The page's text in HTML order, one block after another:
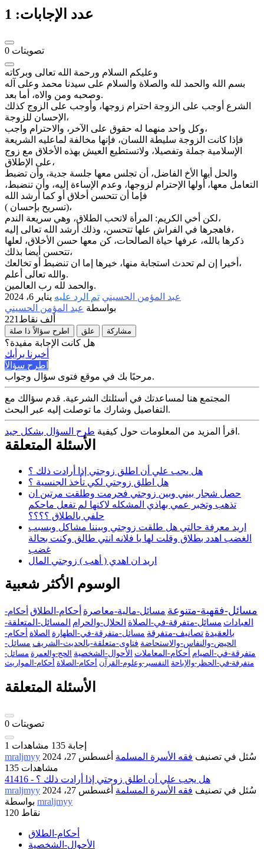
عدد الإجابات: 1
0 تصويتات
وعليكم السلام ورحمة الله تعالى وبركاته
بسم الله والحمد لله والصلاة والسلام على سيدنا محمد وعلى آله
وصحبه ومن والاه، أما بعد.
الشرع أوجب على الزوجة احترام زوجها، وأوجب على الزوج كذلك
الإحسان للزوجة،
وكل واحد منهما له حقوق على الآخر، والاحترام واجب،
فإذا كانت الزوجة سليطة اللسان، فإنها مخالفة لماعليه الشريعة
الإسلامية جملة وتفصيلا، ولاتستطيع العيش بهذه الأخلاق مع زوج
على الإطلاق،
والحل أيها الأخ الفاضل، أن تجلس معها جلسة جدية، وأن تضبط
التعامل معها، أولها الإحترام لزوجها، وعدم الإساءة إليه، وأن تنضبط،
فإما أن تتحسن أخلاق أو كما أرشد الله
( تسريح بإحسان)،
لكن أخي الكريم: المرأة لاتحب الطلاق، وهي سريعة الندم،
فاهجرها في الفراش علها تتحسن، وذلك أرشد الله تعالى إليه،
ذكرها بالله، عرفها حياة الصالحات، كن معها حسن الأخلاق، لعلها
تتحسن أيضا بذلك،
أخيرا إن لم تحدث استجابة منها، خيرها إما ان تنضبط أو تخالعك،
والله تعالى أعلم.
والحمد لله رب العالمين.
عبد المؤمن الحسيني تم الرد عليه يناير 6، 2024
بواسطة عبد المؤمن الحسيني
221ألف نقاط
اطرح سؤالاً ذا صلة علق مشاركة
هل كانت الإجابة مفيدة؟
أخبرنا برأيك
اطرح سؤالاً
مرحبًا بك في موقع فتوى سؤال وجواب.
المجتمع هنا لمساعدتك في أسئلتك الشرعية. قدم سؤالك مع
التفاصيل وشارك ما توصلت إليه عبر البحث.
اقرأ المزيد من المعلومات حول كيفية طرح السؤال بشكل جيد .
الأسئلة المتعلقة
هل يجب علي أن اطلق زوجتي إذا أرادت ذلك ؟
هل اطلق زوجتي لكي تأخذ الجنسية ؟
حصل شجار بيني وبين زوجتي فحرمت وطلقت مرتين ان
تذهب وتخبر عمي بهاذي المشكله لاكنها لم تفعل ماحكم
حلفي بالطلاق ؟؟؟؟
اريد معرفة حالتي هل طلقت زوجتي وبيننا مشاكل وبسبب
الغضب اهدد بطلاق وقلت لها يا فلانه انتي طالق وكنت بحالة
غضب
اريد ان اهدي ( أهب ) زوجتي المال
الوسوم الأكثر شعبية
مسائل-فقهية-متنوعة مسائل-مالية-معاصرة أحكام-الطلاق أحكام-
العبادات مسائل-متفرقة-في-الصلاة الحلال-والحرام المسائل-المتعلقة-
بالعقيدة تصانيف-متفرقة مسائل-متفرقة-في-الطهارة الصلاة أحكام-
الحيض-والنفاس-والاستحاضة فتاوى-متعلقة-بالحديث-الشريف مسائل-
متفرقة-في-الصيام أحكام-المعاملات الأحوال-الشخصية الحج-والعمرة مسائل-
متفرقة-في-الحظر-والإباحة التفسير-وعلوم-القرآن أحكام-الصلاة أحكام-المواريث
الأسئلة المتعلقة
0 تصويتات
1 إجابة 135 مشاهدات
mraljmyy
سُئل في تصنيف فقه الأسرة المسلمة أغسطس 27، 2024
135 مشاهدات
41416 - هل يجب علي أن اطلق زوجتي إذا أرادت ذلك ؟
mraljmyy
سُئل في تصنيف فقه الأسرة المسلمة أغسطس 27، 2024
mraljmyy
120 نقاط
أحكام-الطلاق
الأحوال-الشخصية